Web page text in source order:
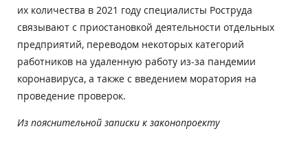
их количества в 2021 году специалисты Роструда
связывают с приостановкой деятельности отдельных
предприятий, переводом некоторых категорий
работников на удаленную работу из-за пандемии
коронавируса, а также с введением моратория на
проведение проверок.
Из пояснительной записки к законопроекту